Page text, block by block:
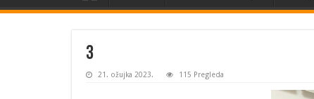
3
21. ožujka 2023. 115 Pregleda